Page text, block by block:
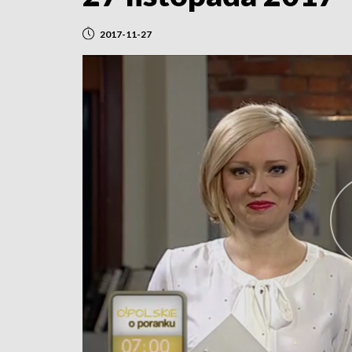
2017-11-27